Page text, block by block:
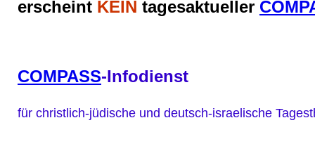
erscheint KEIN tagesaktueller
COMPASS-Infodienst
für christlich-jüdische und deutsch-israelische